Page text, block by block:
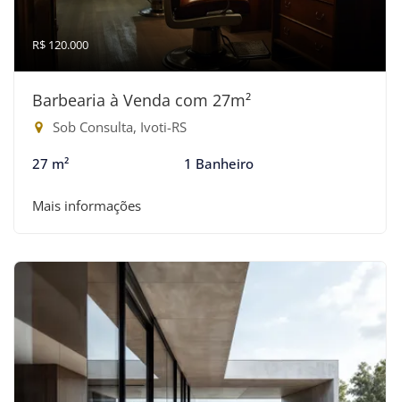
R$ 120.000
Barbearia à Venda com 27m²
Sob Consulta, Ivoti-RS
27 m² 1 Banheiro
Mais informações